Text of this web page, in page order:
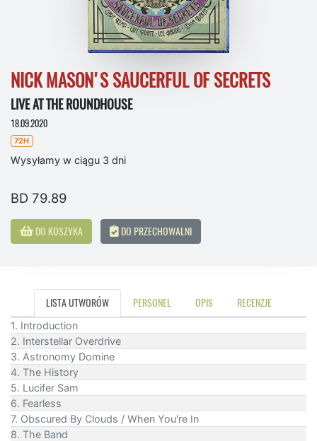
NICK MASON'S SAUCERFUL OF SECRETS
LIVE AT THE ROUNDHOUSE
18.09.2020
72H
Wysyłamy w ciągu 3 dni
BD 79.89
DO KOSZYKA DO PRZECHOWALNI
LISTA UTWORÓW PERSONEL OPIS RECENZJE
1. Introduction
2. Interstellar Overdrive
3. Astronomy Domine
4. The History
5. Lucifer Sam
6. Fearless
7. Obscured By Clouds / When You're In
8. The Band